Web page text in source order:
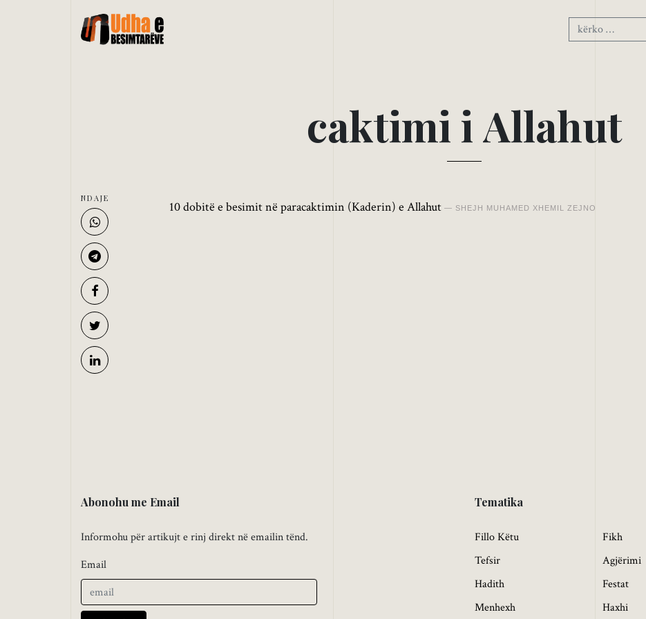
caktimi i Allahut
10 dobitë e besimit në paracaktimin (Kaderin) e Allahut SHEJH MUHAMED XHEMIL ZEJNO
NDAJE
Abonohu me Email
Informohu për artikujt e rinj direkt në emailin tënd.
Email
Tematika
Fillo Këtu
Tefsir
Hadith
Menhexh
Fikh
Agjërimi
Festat
Haxhi